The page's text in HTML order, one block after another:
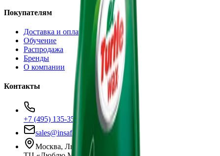
Покупателям
Доставка и оплата
Обучение
Распродажа
Бренды
О компании
Контакты
+7 (495) 135-35-99
sales@insafe.ru
Москва, Люблинская ул., 153.